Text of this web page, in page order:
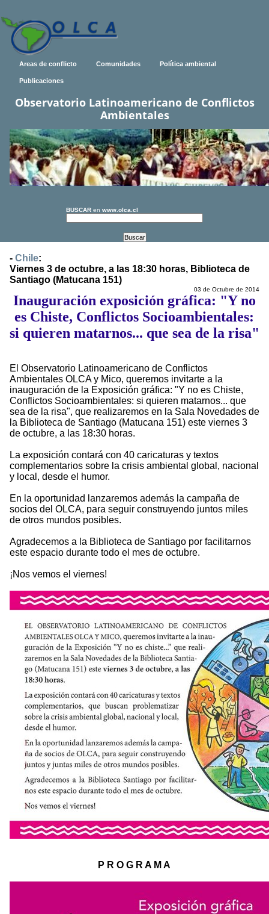
Areas de conflicto Comunidades Política ambiental
Publicaciones
Observatorio Latinoamericano de Conflictos
Ambientales
BUSCAR en www.olca.cl
- Chile:
Viernes 3 de octubre, a las 18:30 horas, Biblioteca de
Santiago (Matucana 151)
03 de Octubre de 2014
Inauguración exposición gráfica: "Y no
es Chiste, Conflictos Socioambientales:
si quieren matarnos... que sea de la risa"
El Observatorio Latinoamericano de Conflictos
Ambientales OLCA y Mico, queremos invitarte a la
inauguración de la Exposición gráfica: "Y no es Chiste,
Conflictos Socioambientales: si quieren matarnos... que
sea de la risa", que realizaremos en la Sala Novedades de
la Biblioteca de Santiago (Matucana 151) este viernes 3
de octubre, a las 18:30 horas.
La exposición contará con 40 caricaturas y textos
complementarios sobre la crisis ambiental global, nacional
y local, desde el humor.
En la oportunidad lanzaremos además la campaña de
socios del OLCA, para seguir construyendo juntos miles
de otros mundos posibles.
Agradecemos a la Biblioteca de Santiago por facilitarnos
este espacio durante todo el mes de octubre.
¡Nos vemos el viernes!
P R O G R A M A